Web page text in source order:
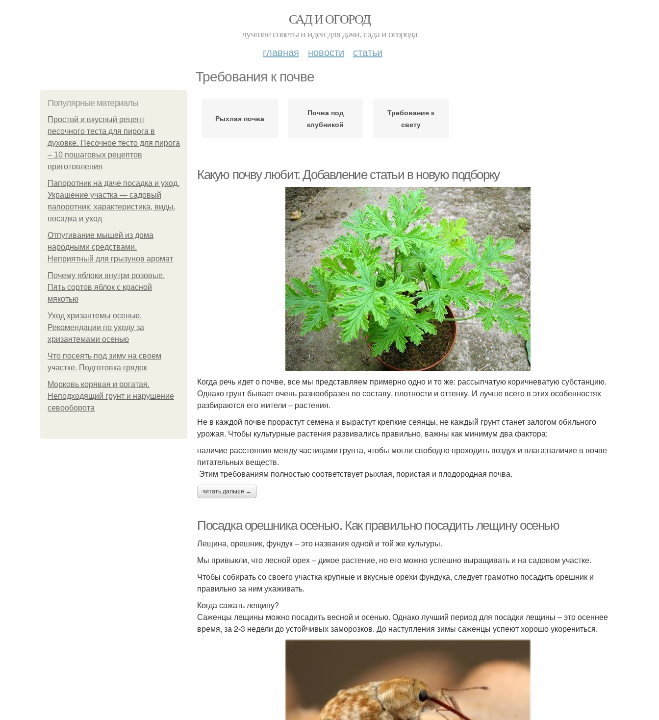
САД И ОГОРОД
лучшие советы и идеи для дачи, сада и огорода
главная новости статьи
Требования к почве
Популярные материалы
Простой и вкусный рецепт
песочного теста для пирога в
духовке. Песочное тесто для пирога
– 10 пошаговых рецептов
приготовления
Папоротник на даче посадка и уход.
Украшение участка — садовый
папоротник: характеристика, виды,
посадка и уход
Отпугивание мышей из дома
народными средствами.
Неприятный для грызунов аромат
Почему яблоки внутри розовые.
Пять сортов яблок с красной
мякотью
Уход хризантемы осенью.
Рекомендации по уходу за
хризантемами осенью
Что посеять под зиму на своем
участке. Подготовка грядок
Морковь корявая и рогатая.
Неподходящий грунт и нарушение
севооборота
Рыхлая почва
Почва под
клубникой
Требования к
свету
Какую почву любит. Добавление статьи в новую подборку
Когда речь идет о почве, все мы представляем примерно одно и то же: рассыпчатую коричневатую субстанцию.
Однако грунт бывает очень разнообразен по составу, плотности и оттенку. И лучше всего в этих особенностях
разбираются его жители – растения.
Не в каждой почве прорастут семена и вырастут крепкие сеянцы, не каждый грунт станет залогом обильного
урожая. Чтобы культурные растения развивались правильно, важны как минимум два фактора:
наличие расстояния между частицами грунта, чтобы могли свободно проходить воздух и влага;наличие в почве
питательных веществ.
Этим требованиям полностью соответствует рыхлая, пористая и плодородная почва.
читать дальше →
Посадка орешника осенью. Как правильно посадить лещину осенью
Лещина, орешник, фундук – это названия одной и той же культуры.
Мы привыкли, что лесной орех – дикое растение, но его можно успешно выращивать и на садовом участке.
Чтобы собирать со своего участка крупные и вкусные орехи фундука, следует грамотно посадить орешник и
правильно за ним ухаживать.
Когда сажать лещину?
Саженцы лещины можно посадить весной и осенью. Однако лучший период для посадки лещины – это осеннее
время, за 2-3 недели до устойчивых заморозков. До наступления зимы саженцы успеют хорошо укорениться.